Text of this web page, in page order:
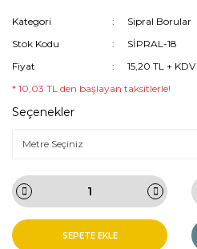
Kategori
Sipral Borular
Stok Kodu
SİPRAL-18
Fiyat
15,20 TL + KDV
* 10,03 TL den başlayan taksitlerle!
Seçenekler
SEPETE EKLE